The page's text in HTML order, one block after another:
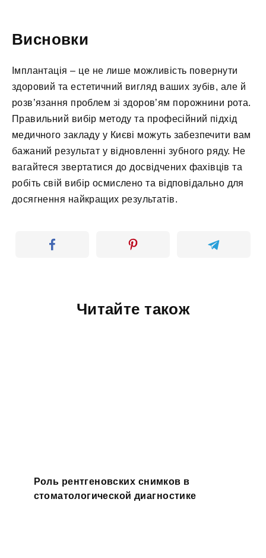
Висновки
Імплантація – це не лише можливість повернути
здоровий та естетичний вигляд ваших зубів, але й
розв’язання проблем зі здоров’ям порожнини рота.
Правильний вибір методу та професійний підхід
медичного закладу у Києві можуть забезпечити вам
бажаний результат у відновленні зубного ряду. Не
вагайтеся звертатися до досвідчених фахівців та
робіть свій вибір осмислено та відповідально для
досягнення найкращих результатів.
Читайте також
Роль рентгеновских снимков в
стоматологической диагностике